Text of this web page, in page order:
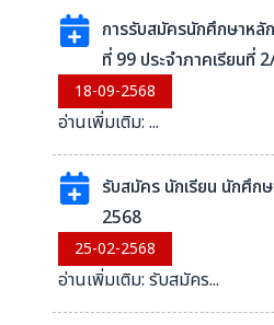
การรับสมัครนักศึกษาหลั
ที่ 99 ประจำภาคเรียนที่
18-09-2568
อ่านเพิ่มเติม: ...
รับสมัคร นักเรียน นักศึก
2568
25-02-2568
อ่านเพิ่มเติม: รับสมัคร...